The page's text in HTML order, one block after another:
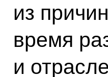
из
время
и